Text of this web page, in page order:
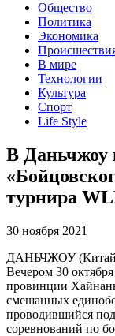
Общество
Политика
Экономика
В мире
Технологии
Культура
Спорт
Life Style
В Даньчжоу
турнира
30 ноября 2021
ДАНЬЧЖОУ
Вечером 30
провинции Хайнань
смешанных
проводившийся
соревнований по